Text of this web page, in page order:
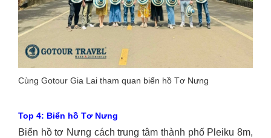
Cùng Gotour Gia Lai tham quan biển hồ Tơ Nưng
Top 4: Biển hồ Tơ Nưng
Biển hồ tơ Nưng cách trung tâm thành phố Pleiku 8m,